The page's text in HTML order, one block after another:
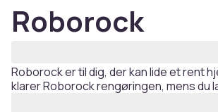
Roborock
Roborock er til dig, der kan lide et rent
klarer Roborock rengøringen, mens du